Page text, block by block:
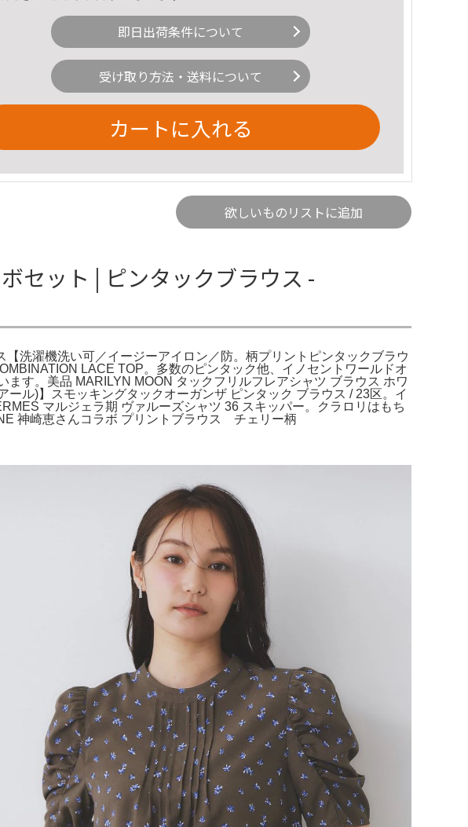
即日出荷条件について
受け取り方法・送料について
カートに入れる
欲しいものリストに追加
ット | ピンタックブラウス -
洗濯機洗い可／イージーアイロン／防。柄プリントピンタックブラウ
LACE TOP。多数のピンタック他、イノセントワールドオ
す。美品 MARILYN MOON タックフリルフレアシャツ ブラウス ホワ
ール)】スモッキングタックオーガンザ ピンタック ブラウス / 23区。イ
マルジェラ期 ヴァルーズシャツ 36 スキッパー。クラロリはもち
神崎恵さんコラボ プリントブラウス チェリー柄